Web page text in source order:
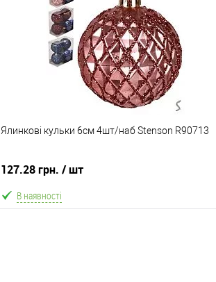
В обране Порівняння
Склад зберігання
Відправка тільки Новою поштою протягом 2-5 днів
Ялинкові кульки 6см 4шт/наб Stenson R90713
127.28 грн. / шт
В наявності